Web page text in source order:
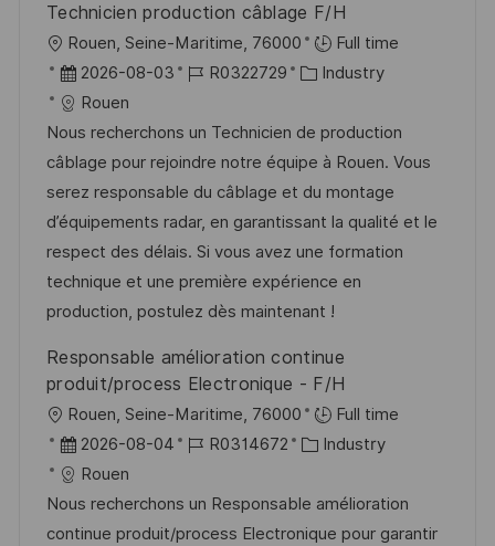
n
g
r
ö
f
f
e
n
t
l
i
c
h
u
n
g
Technicien production câblage F/H
O
r
t
Rouen, Seine-Maritime, 76000
Full time
D
a
t
u
m
d
e
r
V
r
f
e
2026-08-03
J
b
-
I
D
R0322729
K
t
e
g
o
r
i
e
Industry
Rouen
Nous recherchons un Technicien de production
câblage pour rejoindre notre équipe à Rouen. Vous
serez responsable du câblage et du montage
d’équipements radar, en garantissant la qualité et le
respect des délais. Si vous avez une formation
technique et une première expérience en
production, postulez dès maintenant !
Responsable amélioration continue
produit/process Electronique - F/H
O
r
t
Rouen, Seine-Maritime, 76000
Full time
D
a
t
u
2026-08-04
J
b
-
R0314672
K
t
e
Industry
Rouen
Nous recherchons un Responsable amélioration
continue produit/process Electronique pour garantir